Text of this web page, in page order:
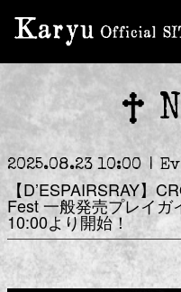
FC
2025.08.23 10:00
【D’ESPAIRSRAY】
Fest 一般発売プレイガ
10:00より開始！